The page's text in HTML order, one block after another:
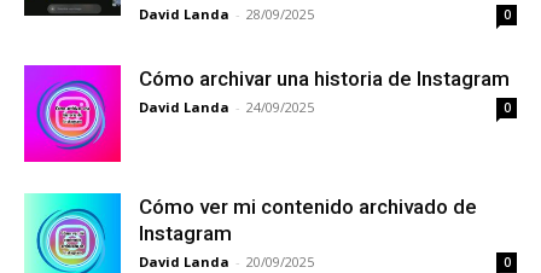
David Landa - 28/09/2025 0
Cómo archivar una historia de Instagram
David Landa - 24/09/2025 0
Cómo ver mi contenido archivado de
Instagram
David Landa - 20/09/2025 0